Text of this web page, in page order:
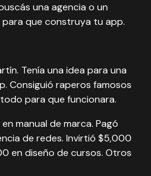
una agencia o un
que construya tu app.
Tenía una idea para una
Consiguió raperos famosos
para que funcionara.
manual de marca. Pagó
de redes. Invirtió $5,000
en diseño de cursos. Otros